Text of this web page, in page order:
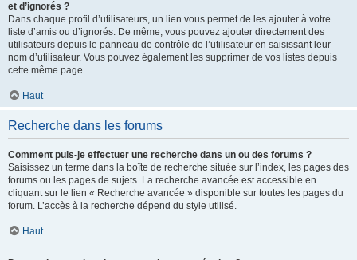
et d’ignorés ?
Dans chaque profil d’utilisateurs, un lien vous permet de les ajouter à votre
liste d’amis ou d’ignorés. De même, vous pouvez ajouter directement des
utilisateurs depuis le panneau de contrôle de l’utilisateur en saisissant leur
nom d’utilisateur. Vous pouvez également les supprimer de vos listes depuis
cette même page.
Haut
Recherche dans les forums
Comment puis-je effectuer une recherche dans un ou des forums ?
Saisissez un terme dans la boîte de recherche située sur l’index, les pages des
forums ou les pages de sujets. La recherche avancée est accessible en
cliquant sur le lien « Recherche avancée » disponible sur toutes les pages du
forum. L’accès à la recherche dépend du style utilisé.
Haut